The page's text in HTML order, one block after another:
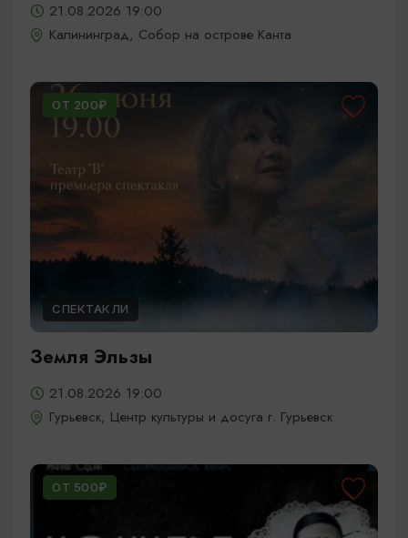
21.08.2026 19:00
Калининград, Собор на острове Канта
ОТ 200₽
СПЕКТАКЛИ
Земля Эльзы
21.08.2026 19:00
Гурьевск, Центр культуры и досуга г. Гурьевск
ОТ 500₽